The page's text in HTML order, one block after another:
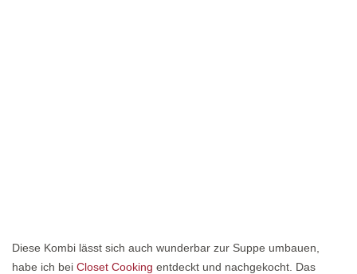
Diese Kombi lässt sich auch wunderbar zur Suppe umbauen,
habe ich bei Closet Cooking entdeckt und nachgekocht. Das